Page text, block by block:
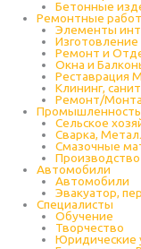
Бетонные
Ремонтные
Элементы
Ремонт и
Окна и
Реставрация
Клининг,
Ремонт/
Промышленность
Cельское
Сварка,
Cмазочные
Автомобили
Автомобили
Эвакуатор,
Специалисты
Обучение
Творчество
Юридические